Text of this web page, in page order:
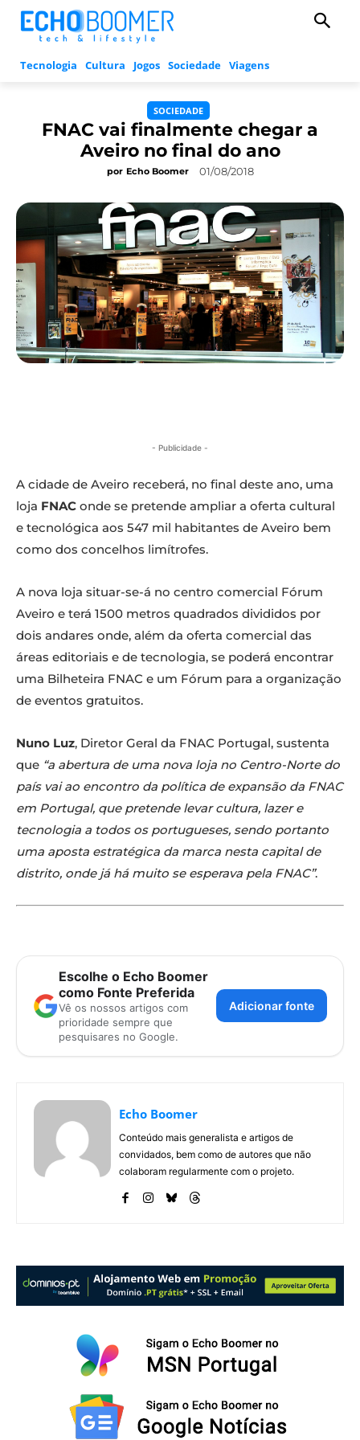
Tecnologia Cultura Jogos Sociedade Viagens
SOCIEDADE
FNAC vai finalmente chegar a
Aveiro no final do ano
por Echo Boomer 01/08/2018
- Publicidade -
A cidade de Aveiro receberá, no final deste ano, uma
loja FNAC onde se pretende ampliar a oferta cultural
e tecnológica aos 547 mil habitantes de Aveiro bem
como dos concelhos limítrofes.
A nova loja situar-se-á no centro comercial Fórum
Aveiro e terá 1500 metros quadrados divididos por
dois andares onde, além da oferta comercial das
áreas editoriais e de tecnologia, se poderá encontrar
uma Bilheteira FNAC e um Fórum para a organização
de eventos gratuitos.
Nuno Luz, Diretor Geral da FNAC Portugal, sustenta
que “a abertura de uma nova loja no Centro-Norte do
país vai ao encontro da política de expansão da FNAC
em Portugal, que pretende levar cultura, lazer e
tecnologia a todos os portugueses, sendo portanto
uma aposta estratégica da marca nesta capital de
distrito, onde já há muito se esperava pela FNAC”.
Escolhe o Echo Boomer
como Fonte Preferida
Vê os nossos artigos com
prioridade sempre que
pesquisares no Google.
Adicionar fonte
Echo Boomer
Conteúdo mais generalista e artigos de
convidados, bem como de autores que não
colaboram regularmente com o projeto.